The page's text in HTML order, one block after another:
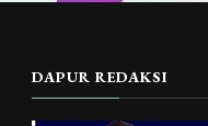
DAPUR REDAKSI